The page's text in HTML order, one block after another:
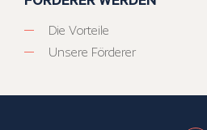
Die Vorteile
Unsere Förderer